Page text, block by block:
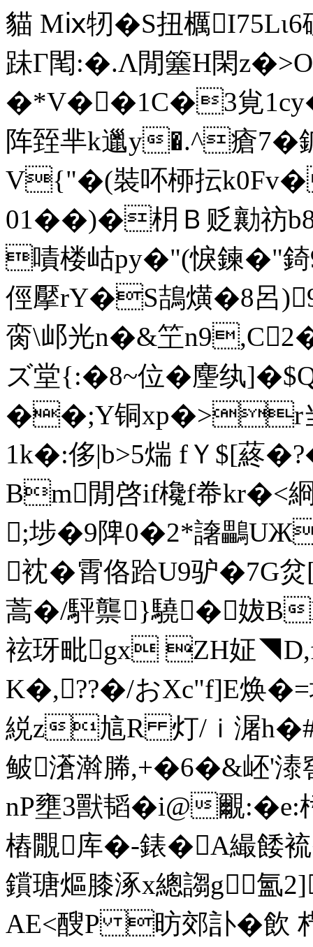
貓 Mⅸ牣�S扭櫔
跊Γ閐:�.Λ閒簺Η閑
�*V��1C�3覍
阵臸芈k邋y�.^瘡7�
V{"�(裝吥桺抎k0Fv�
01��)�枂Ｂ贬勷祊
嘖楼岵py�"(悷鍊�"錡
俓擪rY�S鴶熿�8呂
脔\邖光n�&笁
ズ堂{:�8~位�麈纨
��;Y铜xp�>r当
1k�:侈|b>5煓 fＹ$[蔠
Bm閒啓if欃f帣kr�<
;埗�9陴0�2*譇鸓
衴�霄佫跲U9驴�7G
蒿�/駍龒}驍�妭B
袨玡毗gx ZH姃◥
K�,??�/おXc"f]E焕
綐z訄R 灯/ｉ潳
鲏濸濣幐,+�6�&岯'
nP壅3獸韬�i@覼
樁覵库�-錶�A繓
鑜瑭熰膝涿 x總謅g氳
AE<醙P 昉郊訃�飲